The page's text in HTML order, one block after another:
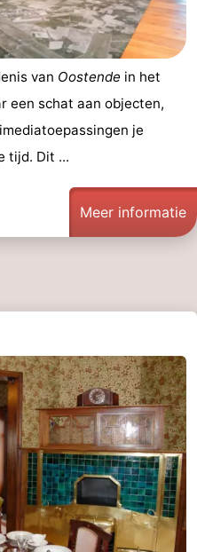
van Oostende in het
een schat aan objecten,
je
tijd. Dit ...
Meer informatie